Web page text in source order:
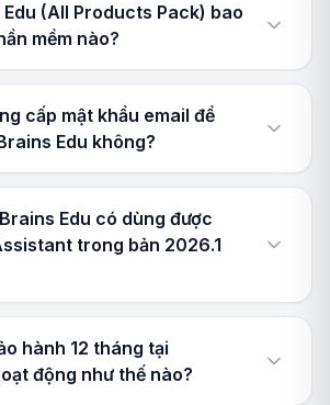
(All Products Pack) bao
mềm nào?
cấp mật khẩu email để
Edu không?
Edu có dùng được
trong bản 2026.1
hành 12 tháng tại
động như thế nào?